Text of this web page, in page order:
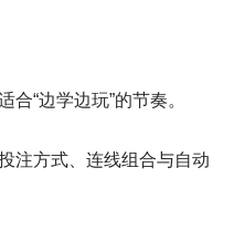
“边学边玩”的节奏。
注方式、连线组合与自动